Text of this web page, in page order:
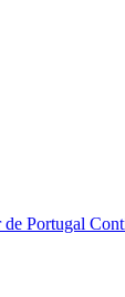
Portugal